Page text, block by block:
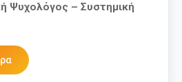
Ψυχολόγος – Συστημική